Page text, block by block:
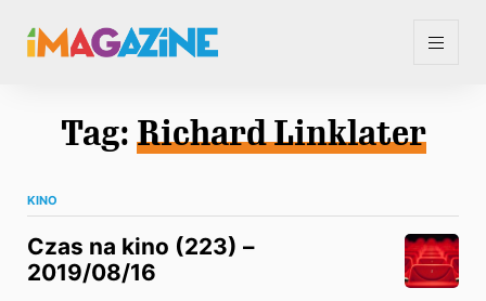
Tag: Richard Linklater
KINO
Czas na kino (223) –
2019/08/16